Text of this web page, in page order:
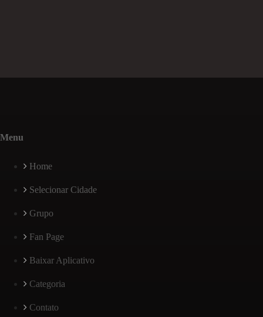
Menu
Home
Selecionar Cidade
Grupo
Fan Page
Baixar Aplicativo
Categoria
Contato